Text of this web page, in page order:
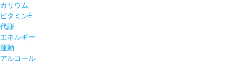
カリウム
ビタミンE
代謝
エネルギー
運動
アルコール